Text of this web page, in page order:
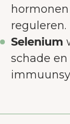
reguleren.
Selenium
schade